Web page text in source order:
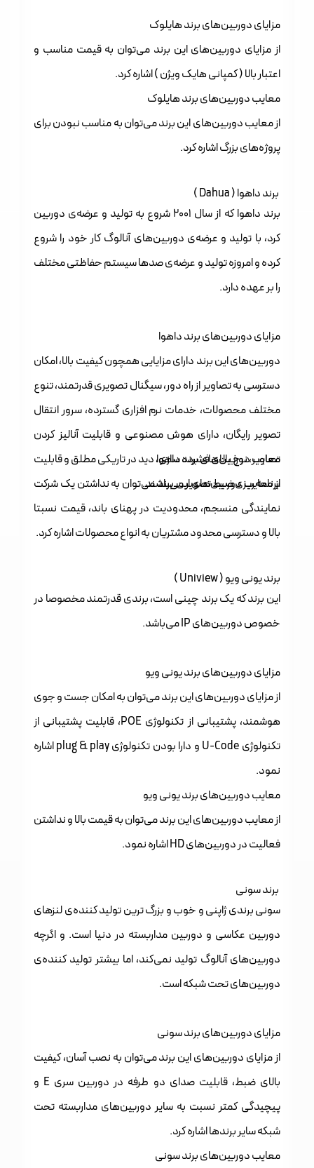
مزایای دوربین‌های برند هایلوک
از مزایای دوربین‌های این برند می‌توان به قیمت مناسب و
اعتبار بالا ( کمپانی هایک ویژن ) اشاره کرد.
معایب دوربین‌های برند هایلوک
از معایب دوربین‌های این برند می‌توان به مناسب نبودن برای
پروژه‌های بزرگ اشاره کرد.
برند داهوا ( Dahua )
برند داهوا که از سال 2001 شروع به تولید و عرضه‌ی دوربین‌
کرد، با تولید و عرضه‌ی دوربین‌های آنالوگ کار خود را شروع
کرده و امروزه تولید و عرضه‌ی صد‌ها سیستم حفاظتی مختلف
را بر عهده دارد.
مزایای دوربین‌های برند داهوا
دوربین‌های این برند دارای مزایایی همچون کیفیت بالا، امکان
دسترسی به تصاویر از راه دور، سیگنال تصویری قدرتمند، تنوع
مختلف محصولات، خدمات نرم افزاری گسترده، سرور انتقال
تصویر رایگان، دارای هوش مصنوعی و قابلیت آنالیز کردن
تصاویر، نرخ بالای فشرده سازی، دید در تاریکی مطلق و قابلیت
برنامه ریزی ضبط تصویر می‌باشند.
معایب دوربین‌های برند داهوا
از معایب دوربین‌های این برند می‌توان به نداشتن یک شرکت
نمایندگی منسجم، محدودیت در پهنای باند، قیمت نسبتا
بالا و دسترسی محدود مشتریان به انواع محصولات اشاره کرد.
برند یونی ویو ( Uniview )
این برند که یک برند چینی است، برندی قدرتمند مخصوصا در
خصوص دوربین‌های IP می‌باشد.
مزایای دوربین‌های برند یونی ویو
از مزایای دوربین‌های این برند می‌توان به امکان جست و جوی
هوشمند، پشتیبانی از تکنولوژی POE، قابلیت پشتیبانی از
تکنولوژی U-Code و دارا بودن تکنولوژی plug & play اشاره
نمود.
معایب دوربین‌های برند یونی ویو
از معایب دوربین‌های این برند می‌توان به قیمت بالا و نداشتن
فعالیت در دوربین‌های HD اشاره نمود.
برند سونی
سونی برندی ژاپنی و خوب و بزرگ ترین تولید کننده‌ی لنز‌های
دوربین عکاسی و دوربین مداربسته در دنیا است. و اگرچه
دوربین‌های آنالوگ تولید نمی‌کند، اما بیشتر تولید کننده‌ی
دوربین‌های تحت شبکه است.
مزایای دوربین‌های برند سونی
از مزایای دوربین‌های این برند می‌توان به نصب آسان، کیفیت
بالای ضبط، قابلیت صدای دو طرفه در دوربین سری E و
پیچیدگی کمتر نسبت به سایر دوربین‌های مداربسته تحت
شبکه سایر برند‌ها اشاره کرد.
معایب دوربین‌های برند سونی